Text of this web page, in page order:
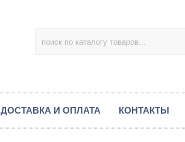
ДОСТАВКА И ОПЛАТА КОНТАКТЫ